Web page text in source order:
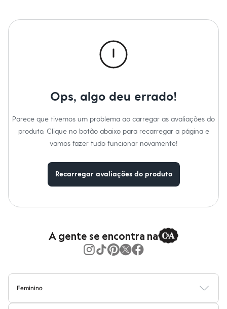
Saídas de praia
Personagens
Shorts e Saias
Em alta
Dia dos Pais
Camisetas e Regatas
Casacos e Jaquetas
Bolsas e Mochilas
Óculos
Relógios
Botas
Ops, algo deu errado!
Parece que tivemos um problema ao carregar as avaliações do
produto. Clique no botão abaixo para recarregar a página e
vamos fazer tudo funcionar novamente!
Recarregar avaliações do produto
A gente se encontra na
Feminino
BlusasCalçasVestidosSaiasCasacosModa PraiaModa Íntima